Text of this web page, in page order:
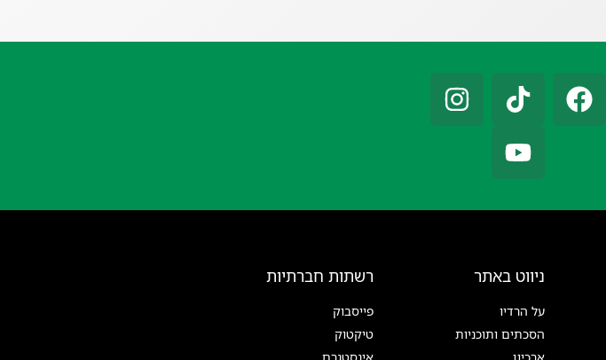
ניווט באתר
על הרדיו
הסכתים ותוכניות
רשתות חברתיות
פייסבוק
טיקטוק